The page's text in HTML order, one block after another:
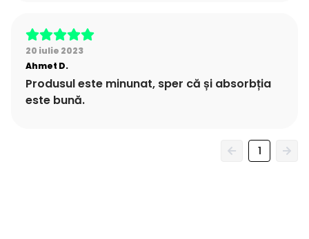
20 iulie 2023
Ahmet D.
Produsul este minunat, sper că și absorbția
este bună.
1